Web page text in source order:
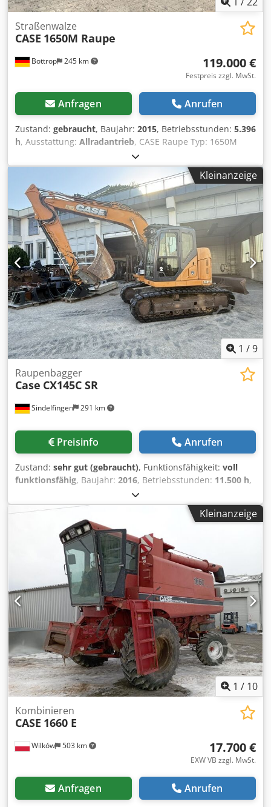
Bottrop 245 km
Straßenwalze
CASE 1650M Raupe
119.000 €
Festpreis zzgl. MwSt.
Anfragen Anrufen
Zustand: gebraucht, Baujahr: 2015, Betriebsstunden: 5.396
h, Ausstattung: Allradantrieb, CASE Raupe Typ: 1650M
Leergewicht: 19200 kg Power : 122 kW Arbeitsstunden:
5.396 Ausstattung: - Sitzheizung - Klimaanlage
Chjdpfozhyrmsx Ahfea - Radio - Heckaufreißer mit 3
Zähnen - Frontseitige Kabinenschutzvorrichtungen und -
gitter - Planierschild (Hydrl. Klappbar) Gerne unterstützen
wir Sie auch im Bereich Finanzierung/Leasing mit unserem
Partnern. Alle Angaben ohne Gewähr. Irrtum und
Zwischenhandel vorbehalten.
Kleinanzeige
1 /9
Sindelfingen 291 km
Raupenbagger
Case CX145C SR
Preisinfo Anrufen
Zustand: sehr gut (gebraucht), Funktionsfähigkeit: voll
funktionsfähig, Baujahr: 2016, Betriebsstunden: 11.500 h,
* 11.500 Stunden * Einsatzgewicht 15.700 kg *
Motorleistung 77 kW * Roadliner * hyd Schnellwechsler *
Klimaanlage Chsdey Rm H Eepfx Ahfoa
Kleinanzeige
1 / 10
Wilków 503 km
Kombinieren
CASE 1660 E
17.700 €
EXW VB zzgl. MwSt.
Anfragen Anrufen